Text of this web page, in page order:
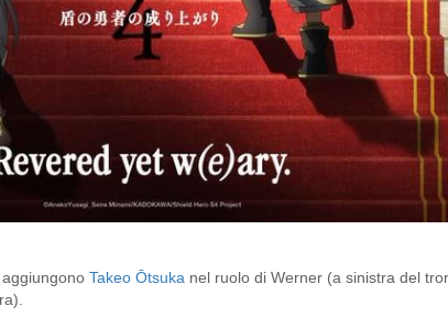
Takeo Ōtsuka nel ruolo di Werner (a sinistra del